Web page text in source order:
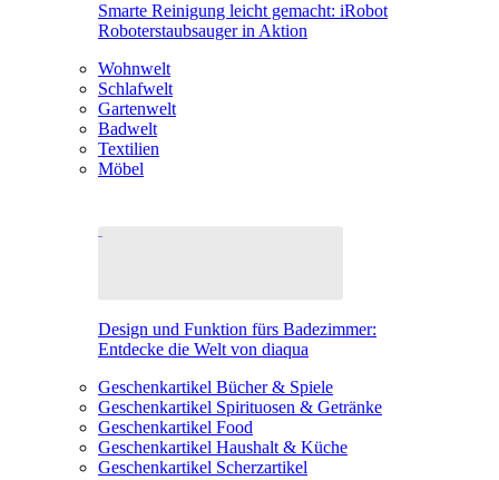
Smarte Reinigung leicht gemacht: iRobot
Roboterstaubsauger in Aktion
Wohnwelt
Schlafwelt
Gartenwelt
Badwelt
Textilien
Möbel
Design und Funktion fürs Badezimmer:
Entdecke die Welt von diaqua
Geschenkartikel Bücher & Spiele
Geschenkartikel Spirituosen & Getränke
Geschenkartikel Food
Geschenkartikel Haushalt & Küche
Geschenkartikel Scherzartikel